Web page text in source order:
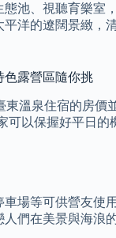
池、視聽育樂
洋的遼闊景緻
色露營區隨你挑
溫泉住宿的房
以保握好平日
場等可供營友
們在美景與海浪